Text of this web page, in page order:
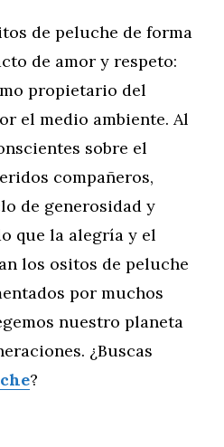
de peluche de forma
de amor y respeto:
propietario del
el medio ambiente. Al
sobre el
compañeros,
de generosidad y
que la alegría y el
los ositos de peluche
por muchos
nuestro planeta
¿Buscas
?